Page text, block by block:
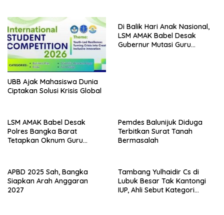
UBB Ajak Mahasiswa Dunia
Ciptakan Solusi Krisis Global
Di Balik Hari Anak Nasional,
LSM AMAK Babel Desak
Gubernur Mutasi Guru
LSM AMAK Babel Desak
Polres Bangka Barat
Tetapkan Oknum Guru
Pemdes Balunijuk Diduga
Terbitkan Surat Tanah
Bermasalah
APBD 2025 Sah, Bangka
Siapkan Arah Anggaran
2027
Tambang Yulhaidir Cs di
Lubuk Besar Tak Kantongi
IUP, Ahli Sebut Kategori